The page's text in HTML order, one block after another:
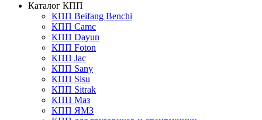
Каталог КПП
КПП Beifang Benchi
КПП Camc
КПП Dayun
КПП Foton
КПП Jac
КПП Sany
КПП Sisu
КПП Sitrak
КПП Маз
КПП ЯМЗ